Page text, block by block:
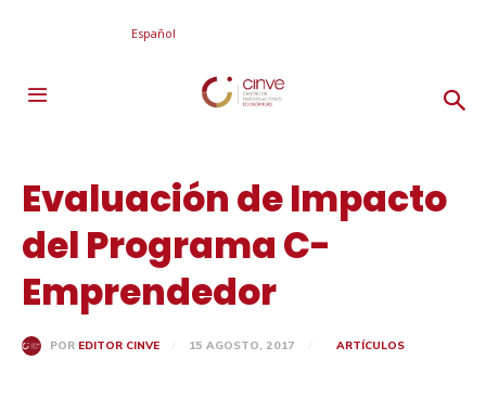
Español
Evaluación de Impacto
del Programa C-
Emprendedor
POR EDITOR CINVE 15 AGOSTO, 2017 ARTÍCULOS